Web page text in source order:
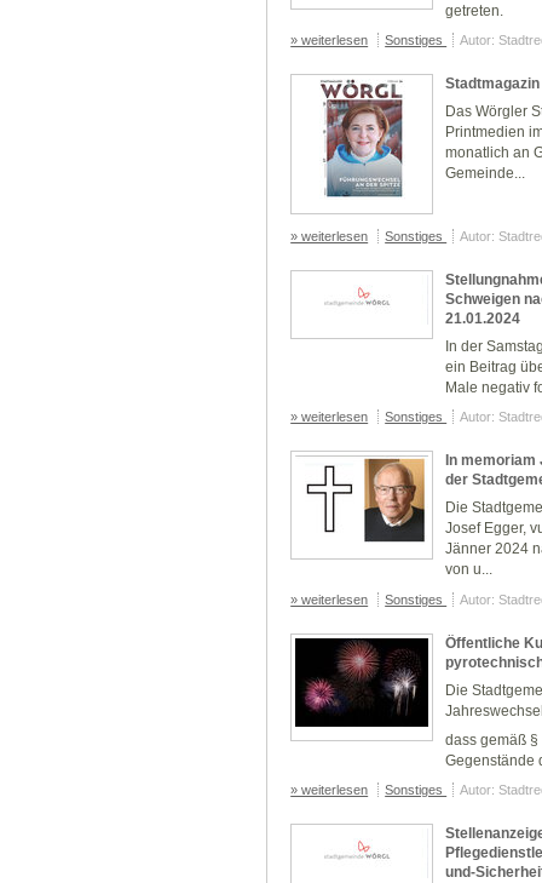
getreten.
» weiterlesen Sonstiges Autor:
Das Wörgler
Printmedien
monatlich an
Gemeinde...
» weiterlesen Sonstiges Autor:
Schweigen
21.01.2024
In der
ein Beitrag
Male negativ
» weiterlesen Sonstiges Autor:
In
der
Die
Josef Egger,
Jänner 2024
von u...
» weiterlesen Sonstiges Autor:
Öffentliche
Die
dass gemäß
Gegenstände
» weiterlesen Sonstiges Autor:
und-